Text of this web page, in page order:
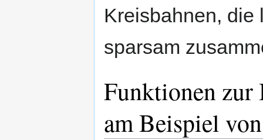
Kreisbahnen, die
sparsam
Funktionen zur
am Beispiel